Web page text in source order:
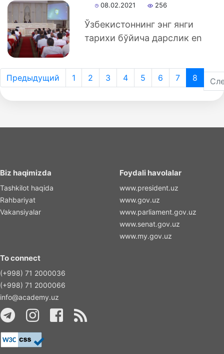
08.02.2021 256
Ўзбекистоннинг энг янги
тарихи бўйича дарслик en
Предыдущий 1 2 3 4 5 6 7 8
Biz haqimizda
Tashkilot haqida
Rahbariyat
Vakansiyalar
Foydali havolalar
www.president.uz
www.gov.uz
www.parliament.gov.uz
www.senat.gov.uz
www.my.gov.uz
To connect
(+998) 71 2000036
(+998) 71 2000066
info@academy.uz